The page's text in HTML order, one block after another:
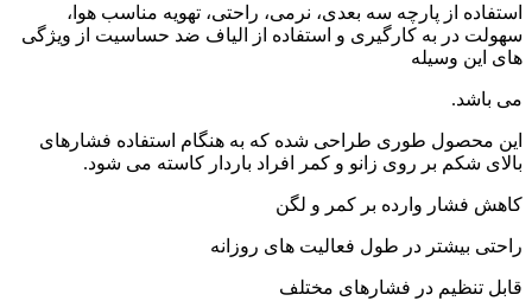
استفاده از پارچه سه بعدی، نرمی، راحتی، تهویه مناسب هوا،
سهولت در به کارگیری و استفاده از الیاف ضد حساسیت از ویژگی
های این وسیله
می باشد.
این محصول طوری طراحی شده که به هنگام استفاده فشارهای
بالای شکم بر روی زانو و کمر افراد باردار کاسته می شود.
کاهش فشار وارده بر کمر و لگن
راحتی بیشتر در طول فعالیت های روزانه
قابل تنظیم در فشارهای مختلف